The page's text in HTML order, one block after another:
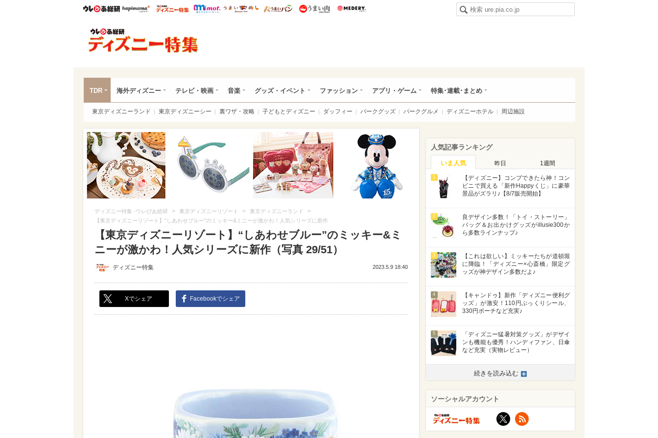
ウレぴあ総研ハピママ* ウレぴあ総研 ディズニー特集
mimot. うまいめし うまいパン うまい肉
TDR 海外ディズニー テレビ・映画 音楽 グッズ・イベント ファッション アプリ・ゲーム 特集･連載･まとめ
東京ディズニーランド 東京ディズニーシー 裏ワザ・攻略 子どもとディズニー ダッフィー パークグッズ パークグルメ ディズニーホテル 周辺施設
ディズニー特集 -ウレぴあ総研 > 東京ディズニーリゾート > 東京ディズニーランド >
【東京ディズニーリゾート】“しあわせブルー”のミッキー&ミニーが激かわ！人気シリーズに新作
【東京ディズニーリゾート】“しあわせブルー”のミッキー&ミ
ニーが激かわ！人気シリーズに新作（写真 29/51）
ディズニー特集 2023.5.9 18:40
Xでシェア Facebookでシェア
人気記事ランキング
いま人気 昨日 1週間
1
【ディズニー】コンプできたら神！コン
ビニで買える「新作Happyくじ」に豪華
景品がズラリ♪【8/7販売開始】
2
良デザイン多数！「トイ・ストーリー」
バッグ＆お出かけグッズがillusie300か
ら多数ラインナップ♪
3
【これは欲しい】ミッキーたちが道頓堀
に降臨！「ディズニー×心斎橋」限定グ
ッズが神デザイン多数だよ♪
4
【キャンドゥ】新作「ディズニー便利グ
ッズ」が激安！110円ぷっくりシール、
330円ポーチなど充実♪
5
「ディズニー猛暑対策グッズ」がデザイ
ンも機能も優秀！ハンディファン、日傘
など充実（実物レビュー）
続きを読み込む
ソーシャルアカウント
X